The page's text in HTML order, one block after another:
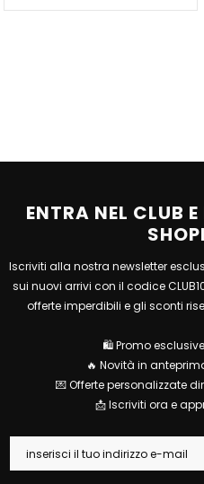
ENTRA NEL CLUB
Iscriviti alla nostra newsletter
sui nuovi arrivi con il codice
offerte imperdibili e gli sconti
🛍 Promo
🔥 Novità in
💌 Offerte personalizzate
📩 Iscriviti ora e